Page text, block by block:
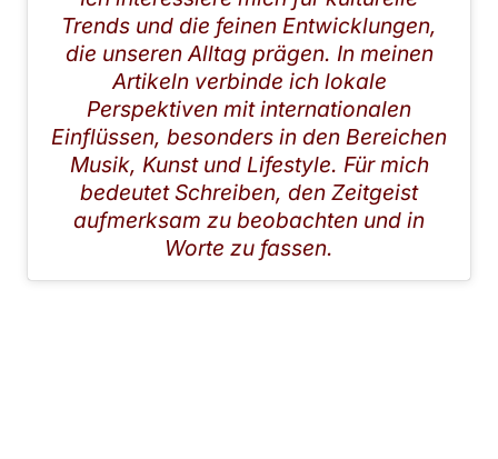
Trends und die feinen Entwicklungen,
die unseren Alltag prägen. In meinen
Artikeln verbinde ich lokale
Perspektiven mit internationalen
Einflüssen, besonders in den Bereichen
Musik, Kunst und Lifestyle. Für mich
bedeutet Schreiben, den Zeitgeist
aufmerksam zu beobachten und in
Worte zu fassen.